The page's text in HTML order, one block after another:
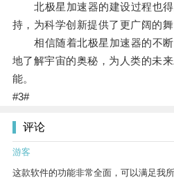
北极星加速器的建设过程也得
持，为科学创新提供了更广阔的舞
相信随着北极星加速器的不断
地了解宇宙的奥秘，为人类的未
能。
#3#
评论
游客
这款软件的功能非常全面，可以满足我所